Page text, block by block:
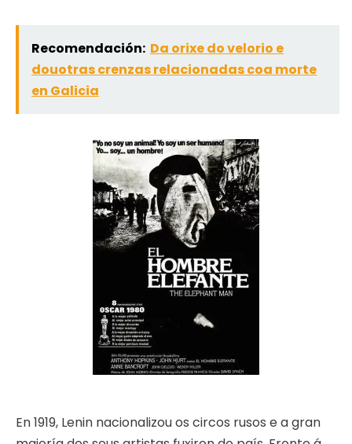
Recomendación: Da orixe do velorio e
douotras crenzas relacionadas coa morte
en Galicia
En 1919, Lenin nacionalizou os circos rusos e a gran